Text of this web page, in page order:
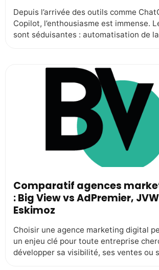
Depuis l’arrivée des outils comme
Copilot, l’enthousiasme est immense.
sont séduisantes : automatisation de
l’IA pourrait remplacer des équipes
comme le rappelle Luc Julia, co-
Français d’origine […]
Comparatif agences
: Big View vs AdPremier,
Eskimoz
Choisir une agence marketing digital
un enjeu clé pour toute entreprise
développer sa visibilité, ses ventes ou